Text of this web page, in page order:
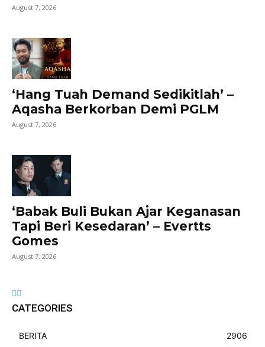
August 7, 2026
‘Hang Tuah Demand Sedikitlah’ –
Aqasha Berkorban Demi PGLM
August 7, 2026
‘Babak Buli Bukan Ajar Keganasan
Tapi Beri Kesedaran’ – Evertts
Gomes
August 7, 2026
CATEGORIES
BERITA
2906